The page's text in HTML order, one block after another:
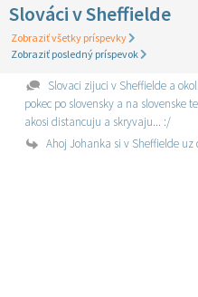
Slováci v Sheffielde
Zobraziť všetky príspevky
Zobraziť posledný príspevok
Slovaci zijuci v Sheffielde a
pokec po slovensky a na slovenske
akosi distancuju a skryvaju... :/
Ahoj Johanka si v Sheffielde